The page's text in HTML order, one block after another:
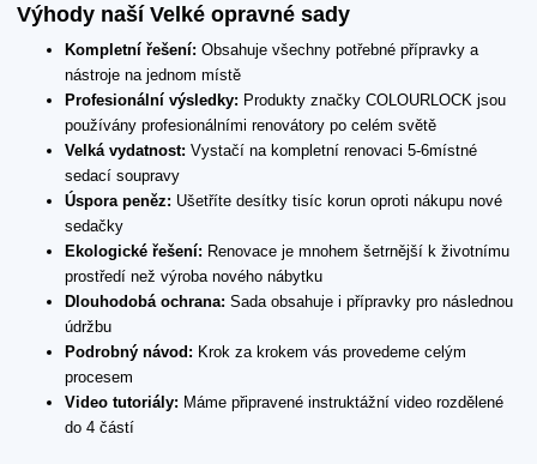
Výhody naší Velké opravné sady
Kompletní řešení: Obsahuje všechny potřebné přípravky a
nástroje na jednom místě
Profesionální výsledky: Produkty značky COLOURLOCK jsou
používány profesionálními renovátory po celém světě
Velká vydatnost: Vystačí na kompletní renovaci 5-6místné
sedací soupravy
Úspora peněz: Ušetříte desítky tisíc korun oproti nákupu nové
sedačky
Ekologické řešení: Renovace je mnohem šetrnější k životnímu
prostředí než výroba nového nábytku
Dlouhodobá ochrana: Sada obsahuje i přípravky pro následnou
údržbu
Podrobný návod: Krok za krokem vás provedeme celým
procesem
Video tutoriály: Máme připravené instruktážní video rozdělené
do 4 částí